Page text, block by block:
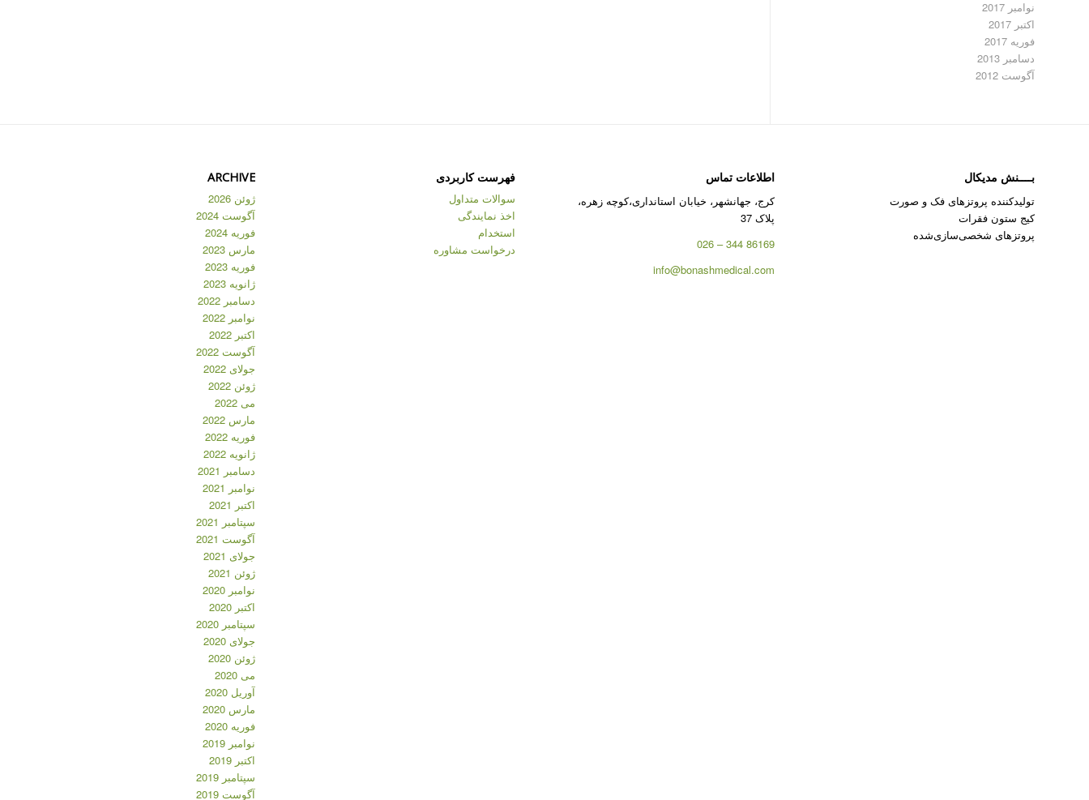
نوامبر 2017
اکتبر 2017
فوریه 2017
دسامبر 2013
آگوست 2012
بــــنش مدیکال
تولیدکننده پروتزهای فک و صورت
کیج ستون فقرات
پروتزهای شخصی‌سازی‌شده
اطلاعات تماس
کرج، جهانشهر، خیابان استانداری،کوچه زهره،
پلاک 37
86169 344 – 026
info@bonashmedical.com
فهرست کاربردی
سوالات متداول
اخذ نمایندگی
استخدام
درخواست مشاوره
ARCHIVE
ژوئن 2026
آگوست 2024
فوریه 2024
مارس 2023
فوریه 2023
ژانویه 2023
دسامبر 2022
نوامبر 2022
اکتبر 2022
آگوست 2022
جولای 2022
ژوئن 2022
می 2022
مارس 2022
فوریه 2022
ژانویه 2022
دسامبر 2021
نوامبر 2021
اکتبر 2021
سپتامبر 2021
آگوست 2021
جولای 2021
ژوئن 2021
نوامبر 2020
اکتبر 2020
سپتامبر 2020
جولای 2020
ژوئن 2020
می 2020
آوریل 2020
مارس 2020
فوریه 2020
نوامبر 2019
اکتبر 2019
سپتامبر 2019
آگوست 2019